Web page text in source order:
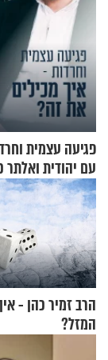
פגיעה עצמית
עם יהודית ואלתר
הרב זמיר כהן -
המזל?